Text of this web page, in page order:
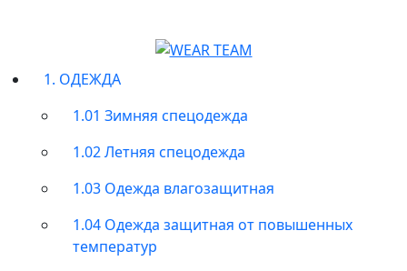
1. ОДЕЖДА
1.01 Зимняя спецодежда
1.02 Летняя спецодежда
1.03 Одежда влагозащитная
1.04 Одежда защитная от повышенных
температур